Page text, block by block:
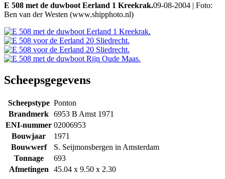
E 508 met de duwboot Eerland 1 Kreekrak.09-08-2004 | Foto:
Ben van der Westen (www.shipphoto.nl)
Scheepsgegevens
Scheepstype Ponton
Brandmerk 6953 B Amst 1971
ENI-nummer 02006953
Bouwjaar
1971
Bouwwerf
S. Seijmonsbergen in Amsterdam
Tonnage
693
Afmetingen
45.04 x 9.50 x 2.30